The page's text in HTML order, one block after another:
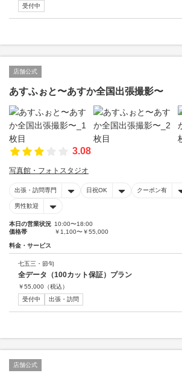
受付中
店舗公式
あすふぉと〜あすか全国出張撮影〜
3.08
写真館・フォトスタジオ
出張・訪問専門 日祝OK クーポン有
男性歓迎
本日の営業状況 10:00〜18:00
価格帯
￥1,100〜￥55,000
料金・サービス
七五三・節句
全データ（100カット保証）プラン
￥55,000 （税込）
受付中
出張・訪問
店舗公式